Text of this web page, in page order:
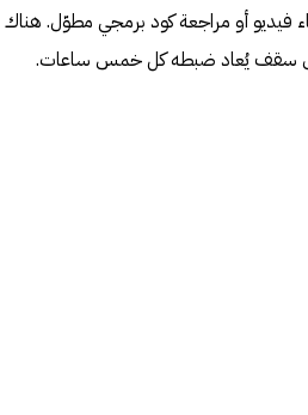
فيديو أو مراجعة كود برمجي مطوّل. هناك
سقف يُعاد ضبطه كل خمس ساعات.